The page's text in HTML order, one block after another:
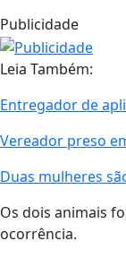
Publicidade
Leia Também:
Entregador de
Vereador preso
Duas mulheres
Os dois animais
ocorrência.